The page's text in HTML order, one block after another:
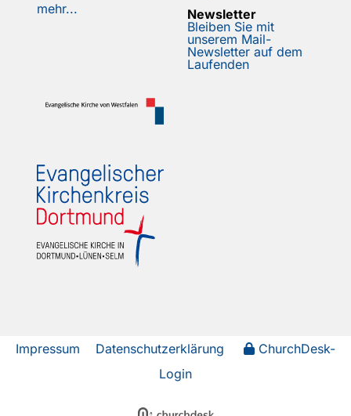
mehr...
Newsletter
Bleiben Sie mit
unserem Mail-
Newsletter auf dem
Laufenden
Impressum Datenschutzerklärung
ChurchDesk-
Login